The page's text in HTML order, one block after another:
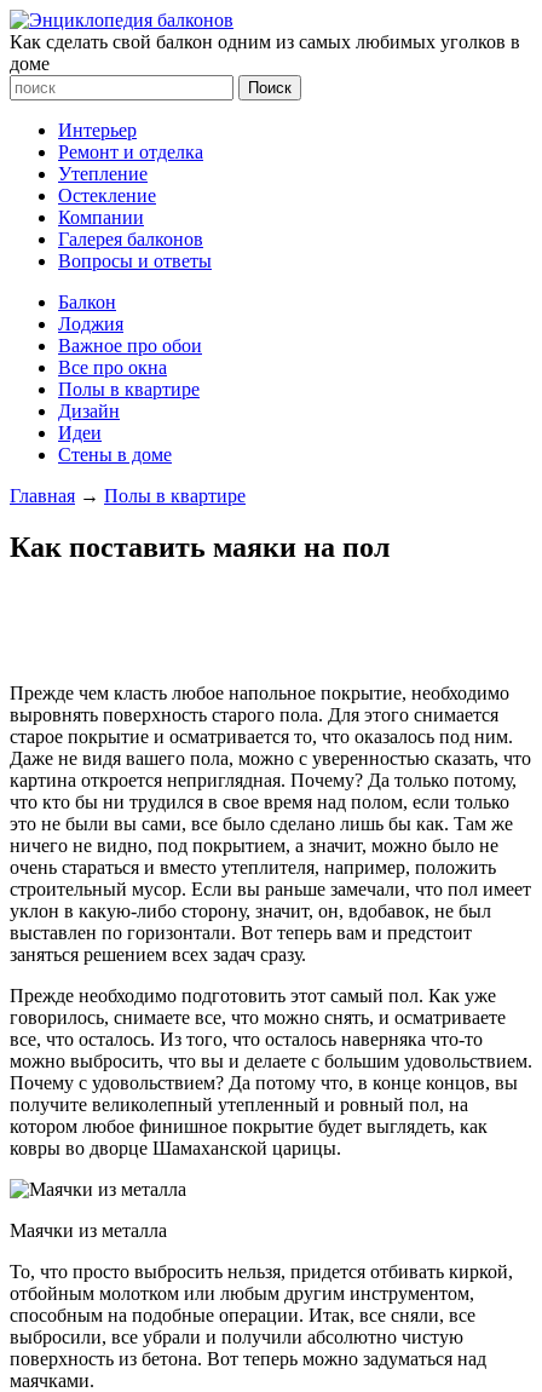
Как сделать свой балкон одним из самых любимых уголков в
доме
Интерьер
Ремонт и отделка
Утепление
Остекление
Компании
Галерея балконов
Вопросы и ответы
Балкон
Лоджия
Важное про обои
Все про окна
Полы в квартире
Дизайн
Идеи
Стены в доме
Главная → Полы в квартире
Как поставить маяки на пол
Прежде чем класть любое напольное покрытие, необходимо
выровнять поверхность старого пола. Для этого снимается
старое покрытие и осматривается то, что оказалось под ним.
Даже не видя вашего пола, можно с уверенностью сказать, что
картина откроется неприглядная. Почему? Да только потому,
что кто бы ни трудился в свое время над полом, если только
это не были вы сами, все было сделано лишь бы как. Там же
ничего не видно, под покрытием, а значит, можно было не
очень стараться и вместо утеплителя, например, положить
строительный мусор. Если вы раньше замечали, что пол имеет
уклон в какую-либо сторону, значит, он, вдобавок, не был
выставлен по горизонтали. Вот теперь вам и предстоит
заняться решением всех задач сразу.
Прежде необходимо подготовить этот самый пол. Как уже
говорилось, снимаете все, что можно снять, и осматриваете
все, что осталось. Из того, что осталось наверняка что-то
можно выбросить, что вы и делаете с большим удовольствием.
Почему с удовольствием? Да потому что, в конце концов, вы
получите великолепный утепленный и ровный пол, на
котором любое финишное покрытие будет выглядеть, как
ковры во дворце Шамаханской царицы.
Маячки из металла
То, что просто выбросить нельзя, придется отбивать киркой,
отбойным молотком или любым другим инструментом,
способным на подобные операции. Итак, все сняли, все
выбросили, все убрали и получили абсолютно чистую
поверхность из бетона. Вот теперь можно задуматься над
маячками.